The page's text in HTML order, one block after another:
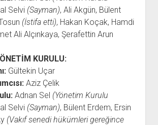
Selvi (Sayman), Ali Akgün, Bülent
(İstifa etti), Hakan Koçak, Hamdi
Ali Alçınkaya, Şerafettin Arun
KURULU:
Gültekin Uçar
Aziz Çelik
Adnan Sel (Yönetim Kurulu
Selvi (Sayman), Bülent Erdem, Ersin
(Vakıf senedi hükümleri gereğince